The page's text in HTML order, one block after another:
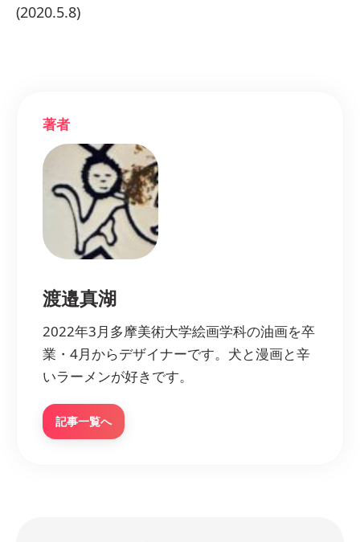
(2020.5.8)
著者
渡邉真湖
2022年3月多摩美術大学絵画学科の油画を卒
業・4月からデザイナーです。犬と漫画と辛
いラーメンが好きです。
記事一覧へ